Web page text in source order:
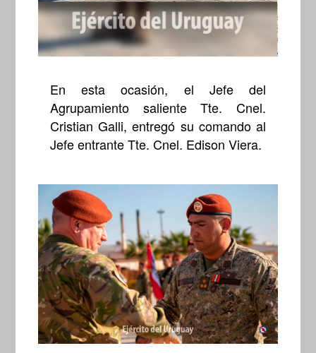
En esta ocasión, el Jefe del
Agrupamiento saliente Tte. Cnel.
Cristian Galli, entregó su comando al
Jefe entrante Tte. Cnel. Edison Viera.